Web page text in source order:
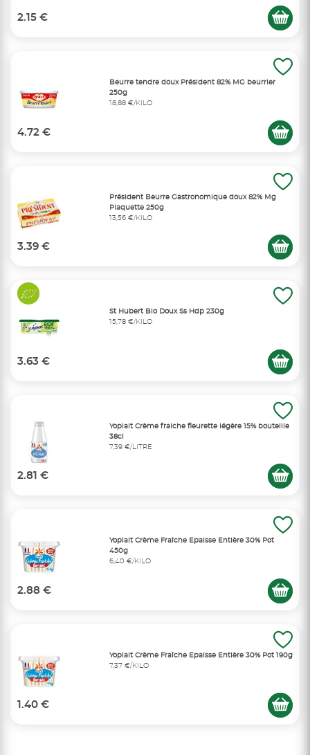
2.15 €
Beurre tendre doux Président 82% MG beurrier
250g
18,88 €/KILO
4.72 €
Président Beurre Gastronomique doux 82% Mg
Plaquette 250g
13,56 €/KILO
3.39 €
St Hubert Bio Doux Ss Hdp 230g
15,78 €/KILO
3.63 €
Yoplait Crème fraiche fleurette légère 15% bouteille
38cl
7,39 €/LITRE
2.81 €
Yoplait Crème Fraîche Epaisse Entière 30% Pot
450g
6,40 €/KILO
2.88 €
Yoplait Crème Fraîche Epaisse Entière 30% Pot 190g
7,37 €/KILO
1.40 €